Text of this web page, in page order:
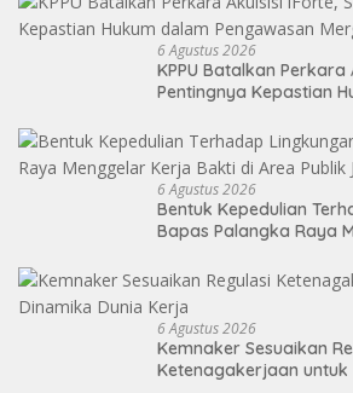
6 Agustus 2026
KPPU Batalkan Perkara
Pentingnya Kepastian
6 Agustus 2026
Bentuk Kepedulian
Bapas Palangka Raya
6 Agustus 2026
Kemnaker Sesuaikan
Ketenagakerjaan